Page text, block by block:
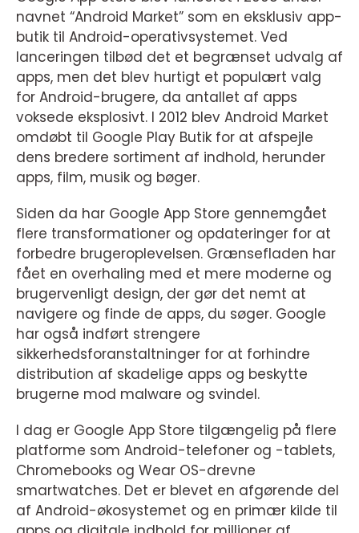
navnet “Android Market” som en eksklusiv app-
butik til Android-operativsystemet. Ved
lanceringen tilbød det et begrænset udvalg af
apps, men det blev hurtigt et populært valg
for Android-brugere, da antallet af apps
voksede eksplosivt. I 2012 blev Android Market
omdøbt til Google Play Butik for at afspejle
dens bredere sortiment af indhold, herunder
apps, film, musik og bøger.
Siden da har Google App Store gennemgået
flere transformationer og opdateringer for at
forbedre brugeroplevelsen. Grænsefladen har
fået en overhaling med et mere moderne og
brugervenligt design, der gør det nemt at
navigere og finde de apps, du søger. Google
har også indført strengere
sikkerhedsforanstaltninger for at forhindre
distribution af skadelige apps og beskytte
brugerne mod malware og svindel.
I dag er Google App Store tilgængelig på flere
platforme som Android-telefoner og -tablets,
Chromebooks og Wear OS-drevne
smartwatches. Det er blevet en afgørende del
af Android-økosystemet og en primær kilde til